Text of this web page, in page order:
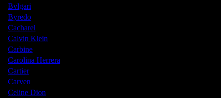
Bvlgari
Byredo
Cacharel
Calvin Klein
Carbine
Carolina Herrera
Cartier
Carven
Celine Dion